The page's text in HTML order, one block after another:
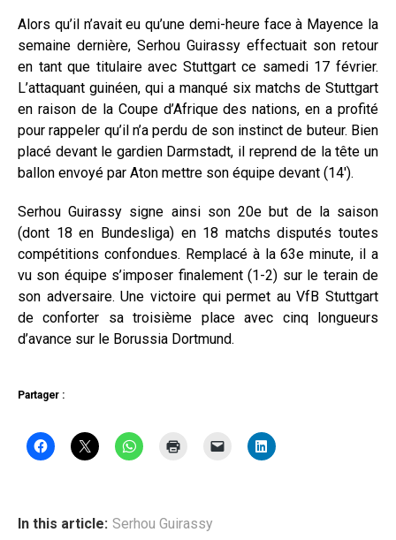
Alors qu’il n’avait eu qu’une demi-heure face à Mayence la
semaine dernière, Serhou Guirassy effectuait son retour
en tant que titulaire avec Stuttgart ce samedi 17 février.
L’attaquant guinéen, qui a manqué six matchs de Stuttgart
en raison de la Coupe d’Afrique des nations, en a profité
pour rappeler qu’il n’a perdu de son instinct de buteur. Bien
placé devant le gardien Darmstadt, il reprend de la tête un
ballon envoyé par Aton mettre son équipe devant (14′).
Serhou Guirassy signe ainsi son 20e but de la saison
(dont 18 en Bundesliga) en 18 matchs disputés toutes
compétitions confondues. Remplacé à la 63e minute, il a
vu son équipe s’imposer finalement (1-2) sur le terain de
son adversaire. Une victoire qui permet au VfB Stuttgart
de conforter sa troisième place avec cinq longueurs
d’avance sur le Borussia Dortmund.
Partager :
In this article: Serhou Guirassy